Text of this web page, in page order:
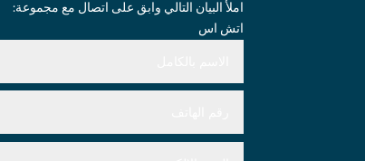
:املأ البيان التالي وابق على اتصال مع مجموعة
اتش اس